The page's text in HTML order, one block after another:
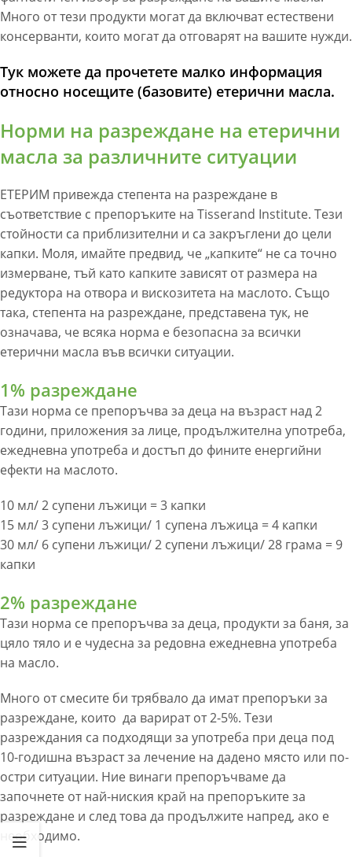
Много от тези продукти могат да включват естествени
консерванти, които могат да отговарят на вашите нужди.
Тук можете да прочетете малко информация
относно носещите (базовите) етерични масла.
Норми на разреждане на етерични
масла за различните ситуации
ЕТЕРИМ привежда степента на разреждане в
съответствие с препоръките на Tisserand Institute. Тези
стойности са приблизителни и са закръглени до цели
капки. Моля, имайте предвид, че „капките“ не са точно
измерване, тъй като капките зависят от размера на
редуктора на отвора и вискозитета на маслото. Също
така, степента на разреждане, представена тук, не
означава, че всяка норма е безопасна за всички
етерични масла във всички ситуации.
1% разреждане
Тази норма се препоръчва за деца на възраст над 2
години, приложения за лице, продължителна употреба,
ежедневна употреба и достъп до фините енергийни
ефекти на маслото.
10 мл/ 2 супени лъжици = 3 капки
15 мл/ 3 супени лъжици/ 1 супена лъжица = 4 капки
30 мл/ 6 супени лъжици/ 2 супени лъжици/ 28 грама = 9
капки
2% разреждане
Тази норма се препоръчва за деца, продукти за баня, за
цяло тяло и е чудесна за редовна ежедневна употреба
на масло.
Много от смесите би трябвало да имат препоръки за
разреждане, които да варират от 2-5%. Тези
разреждания са подходящи за употреба при деца под
10-годишна възраст за лечение на дадено място или по-
остри ситуации. Ние винаги препоръчваме да
започнете от най-ниския край на препоръките за
разреждане и след това да продължите напред, ако е
необходимо.